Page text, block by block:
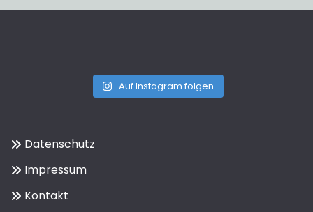
Auf Instagram folgen
Datenschutz
Impressum
Kontakt